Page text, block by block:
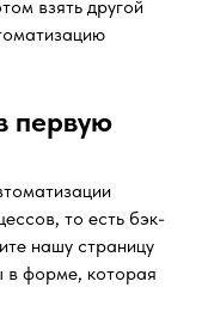
взять другой
первую
то есть бэк-
нашу страницу
в форме, которая